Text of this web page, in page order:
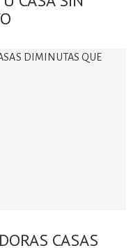
CASAS